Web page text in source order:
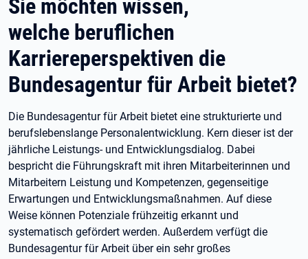
Sie möchten wissen,
welche beruflichen
Karriereperspektiven die
Bundesagentur für Arbeit bietet?
Die Bundesagentur für Arbeit bietet eine strukturierte und
berufslebenslange Personalentwicklung. Kern dieser ist der
jährliche Leistungs- und Entwicklungsdialog. Dabei
bespricht die Führungskraft mit ihren Mitarbeiterinnen und
Mitarbeitern Leistung und Kompetenzen, gegenseitige
Erwartungen und Entwicklungsmaßnahmen. Auf diese
Weise können Potenziale frühzeitig erkannt und
systematisch gefördert werden. Außerdem verfügt die
Bundesagentur für Arbeit über ein sehr großes